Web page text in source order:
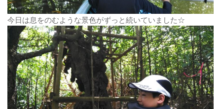
今日は息をのむような景色がずっと続いていました☆